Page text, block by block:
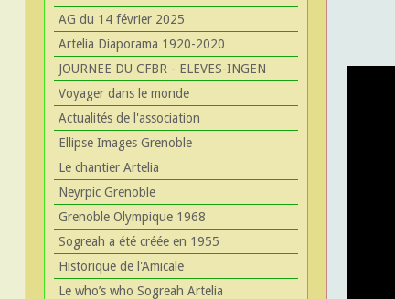
AG du 14 février 2025
Artelia Diaporama 1920-2020
JOURNEE DU CFBR - ELEVES-INGEN
Voyager dans le monde
Actualités de l'association
Ellipse Images Grenoble
Le chantier Artelia
Neyrpic Grenoble
Grenoble Olympique 1968
Sogreah a été créée en 1955
Historique de l'Amicale
Le who’s who Sogreah Artelia